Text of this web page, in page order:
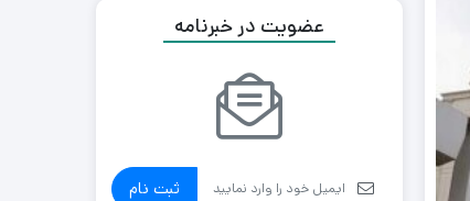
عضویت در خبرنامه
ثبت نام